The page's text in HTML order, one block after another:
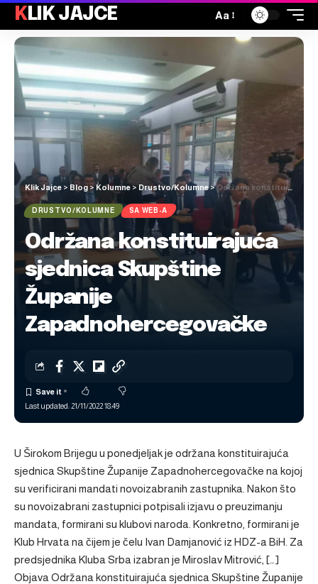
KLIK JAJCE Aa
Klik Jajce > Blog>Kolumne>Drustvo/Kolumne>Održana konstituirajuća sjednica Skupštine Županije Zapadnohercegovačke
DRUSTVO/KOLUMNE SA WEB-A
Održana konstituirajuća
sjednica Skupštine
Županije
Zapadnohercegovačke
Last updated: 21/11/2022 18:49
U Širokom Brijegu u ponedjeljak je održana konstituirajuća
sjednica Skupštine Županije Zapadnohercegovačke na kojoj
su verificirani mandati novoizabranih zastupnika. Nakon što
su novoizabrani zastupnici potpisali izjavu o preuzimanju
mandata, formirani su klubovi naroda. Konkretno, formirani je
Klub Hrvata na čijem je čelu Ivan Damjanović iz HDZ-a BiH. Za
predsjednika Kluba Srba izabran je Miroslav Mitrović, […]
Objava Održana konstituirajuća sjednica Skupštine Županije